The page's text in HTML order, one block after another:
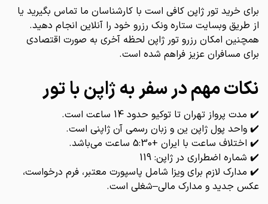
برای خرید تور ژاپن کافی است با کارشناسان ما تماس بگیرید یا
از طریق وبسایت ستاره ونک رزرو خود را آنلاین انجام دهید.
همچنین امکان رزرو تور ژاپن لحظه آخری به صورت اقتصادی
برای مسافران عزیز فراهم شده است.
نکات مهم در سفر به ژاپن با تور
✔️ مدت پرواز تهران تا توکیو حدود 14 ساعت است.
✔️ واحد پول ژاپن ین و زبان رسمی آن ژاپنی است.
✔️ اختلاف ساعت با ایران +5:30 ساعت می‌باشد.
✔️ شماره اضطراری در ژاپن: 119
✔️ مدارک لازم برای ویزا شامل پاسپورت معتبر، فرم درخواست،
عکس جدید و مدارک مالی–شغلی است.